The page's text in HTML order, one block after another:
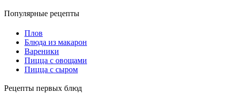
Популярные рецепты
Плов
Блюда из макарон
Вареники
Пицца с овощами
Пицца с сыром
Рецепты первых блюд